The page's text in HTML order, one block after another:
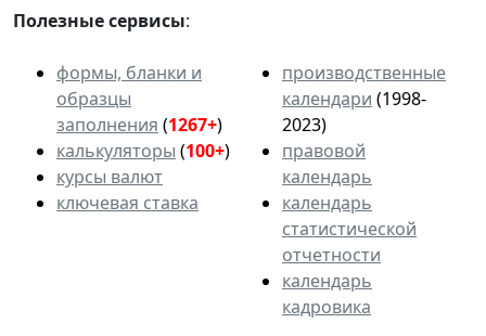
Полезные сервисы:
формы, бланки и
образцы
заполнения (1267+)
калькуляторы (100+)
курсы валют
ключевая ставка
производственные
календари (1998-
2023)
правовой
календарь
календарь
статистической
отчетности
календарь
кадровика